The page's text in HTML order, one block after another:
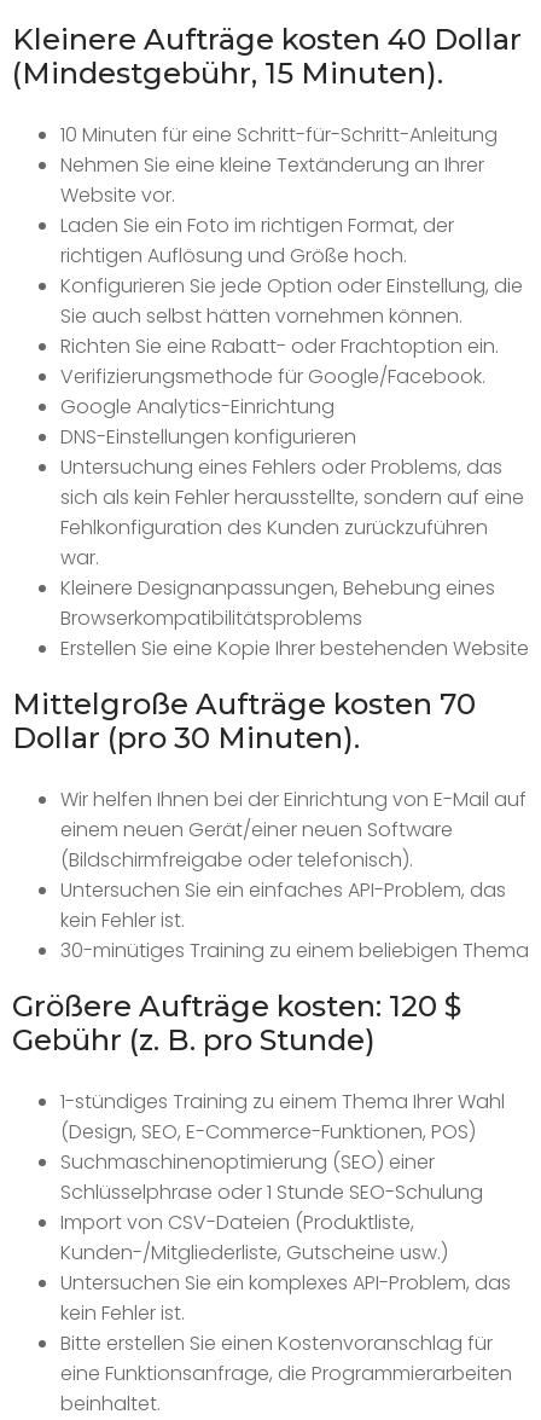
Kleinere Aufträge kosten 40 Dollar
(Mindestgebühr, 15 Minuten).
10 Minuten für eine Schritt-für-Schritt-Anleitung
Nehmen Sie eine kleine Textänderung an Ihrer
Website vor.
Laden Sie ein Foto im richtigen Format, der
richtigen Auflösung und Größe hoch.
Konfigurieren Sie jede Option oder Einstellung, die
Sie auch selbst hätten vornehmen können.
Richten Sie eine Rabatt- oder Frachtoption ein.
Verifizierungsmethode für Google/Facebook.
Google Analytics-Einrichtung
DNS-Einstellungen konfigurieren
Untersuchung eines Fehlers oder Problems, das
sich als kein Fehler herausstellte, sondern auf eine
Fehlkonfiguration des Kunden zurückzuführen
war.
Kleinere Designanpassungen, Behebung eines
Browserkompatibilitätsproblems
Erstellen Sie eine Kopie Ihrer bestehenden Website
Mittelgroße Aufträge kosten 70
Dollar (pro 30 Minuten).
Wir helfen Ihnen bei der Einrichtung von E-Mail auf
einem neuen Gerät/einer neuen Software
(Bildschirmfreigabe oder telefonisch).
Untersuchen Sie ein einfaches API-Problem, das
kein Fehler ist.
30-minütiges Training zu einem beliebigen Thema
Größere Aufträge kosten: 120 $
Gebühr (z. B. pro Stunde)
1-stündiges Training zu einem Thema Ihrer Wahl
(Design, SEO, E-Commerce-Funktionen, POS)
Suchmaschinenoptimierung (SEO) einer
Schlüsselphrase oder 1 Stunde SEO-Schulung
Import von CSV-Dateien (Produktliste,
Kunden-/Mitgliederliste, Gutscheine usw.)
Untersuchen Sie ein komplexes API-Problem, das
kein Fehler ist.
Bitte erstellen Sie einen Kostenvoranschlag für
eine Funktionsanfrage, die Programmierarbeiten
beinhaltet.